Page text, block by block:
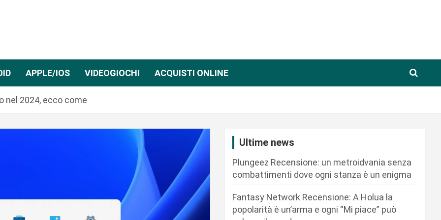
APPLE/IOS VIDEOGIOCHI ACQUISTI ONLINE
nel 2024, ecco come
Ultime news
Plungeez Recensione: un metroidvania senza
combattimenti dove ogni stanza è un enigma
Fantasy Network Recensione: A Holua la
popolarità è un’arma e ogni “Mi piace” può